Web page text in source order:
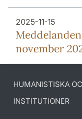
2025-11-15
november
HUMANISTISKA
INSTITUTIONER